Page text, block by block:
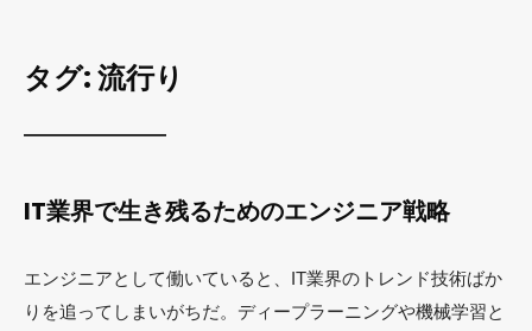
タグ:流行り
IT業界で生き残るためのエンジニア戦略
エンジニアとして働いていると、IT業界のトレンド技術ばか
りを追ってしまいがちだ。ディープラーニングや機械学習と